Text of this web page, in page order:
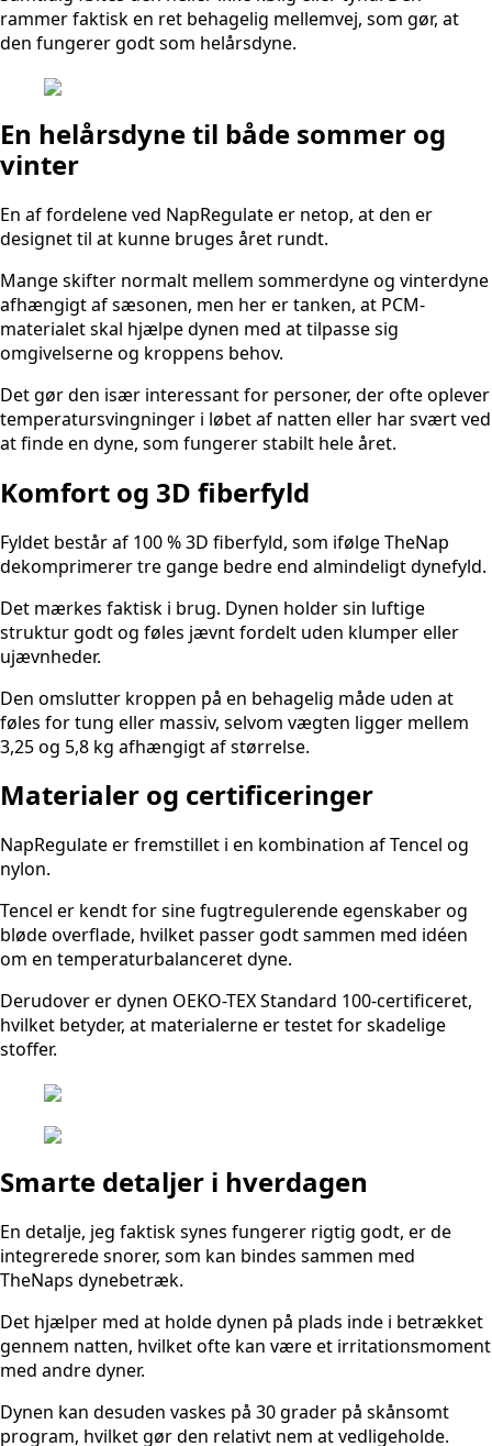
rammer faktisk en ret behagelig mellemvej, som gør, at
den fungerer godt som helårsdyne.
En helårsdyne til både sommer og
vinter
En af fordelene ved NapRegulate er netop, at den er
designet til at kunne bruges året rundt.
Mange skifter normalt mellem sommerdyne og vinterdyne
afhængigt af sæsonen, men her er tanken, at PCM-
materialet skal hjælpe dynen med at tilpasse sig
omgivelserne og kroppens behov.
Det gør den især interessant for personer, der ofte oplever
temperatursvingninger i løbet af natten eller har svært ved
at finde en dyne, som fungerer stabilt hele året.
Komfort og 3D fiberfyld
Fyldet består af 100 % 3D fiberfyld, som ifølge TheNap
dekomprimerer tre gange bedre end almindeligt dynefyld.
Det mærkes faktisk i brug. Dynen holder sin luftige
struktur godt og føles jævnt fordelt uden klumper eller
ujævnheder.
Den omslutter kroppen på en behagelig måde uden at
føles for tung eller massiv, selvom vægten ligger mellem
3,25 og 5,8 kg afhængigt af størrelse.
Materialer og certificeringer
NapRegulate er fremstillet i en kombination af Tencel og
nylon.
Tencel er kendt for sine fugtregulerende egenskaber og
bløde overflade, hvilket passer godt sammen med idéen
om en temperaturbalanceret dyne.
Derudover er dynen OEKO-TEX Standard 100-certificeret,
hvilket betyder, at materialerne er testet for skadelige
stoffer.
Smarte detaljer i hverdagen
En detalje, jeg faktisk synes fungerer rigtig godt, er de
integrerede snorer, som kan bindes sammen med
TheNaps dynebetræk.
Det hjælper med at holde dynen på plads inde i betrækket
gennem natten, hvilket ofte kan være et irritationsmoment
med andre dyner.
Dynen kan desuden vaskes på 30 grader på skånsomt
program, hvilket gør den relativt nem at vedligeholde.